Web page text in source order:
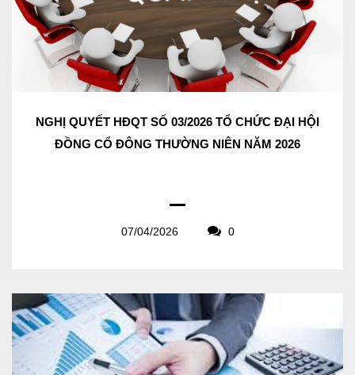
NGHỊ QUYẾT HĐQT SỐ 03/2026 TỔ CHỨC ĐẠI HỘI
ĐỒNG CỔ ĐÔNG THƯỜNG NIÊN NĂM 2026
07/04/2026 0